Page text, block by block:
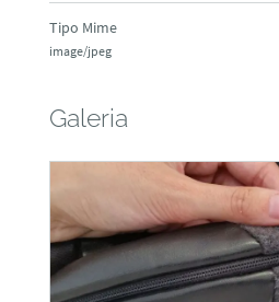
Tipo Mime
image/jpeg
Galeria